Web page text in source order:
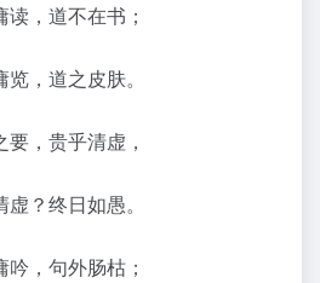
读，道不在书；
，道之皮肤。
要，贵乎清虚，
？终日如愚。
吟，句外肠枯；